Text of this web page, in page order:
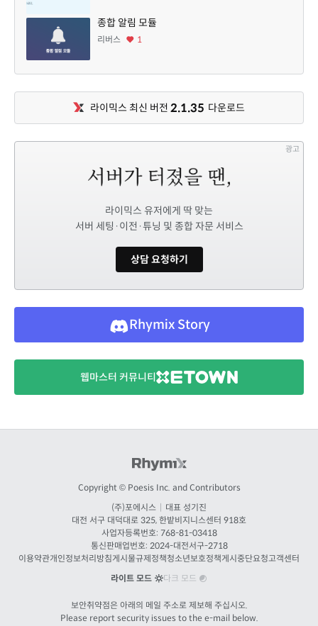
종합 알림 모듈
리버스 1
라이믹스 최신 버전 2.1.35 다운로드
광고
라이믹스 유저에게 딱 맞는
서버 세팅·이전·튜닝 및 종합 자문 서비스
상담 요청하기
Rhymix Story
웹마스터 커뮤니티
Copyright © Poesis Inc. and Contributors
(주)포에시스
대표 성기진
대전 서구 대덕대로 325, 한밭비지니스센터 918호
사업자등록번호: 768-81-03418
통신판매업번호: 2024-대전서구-2718
이용약관개인정보처리방침게시물규제정책청소년보호정책게시중단요청고객센터
라이트 모드
다크 모드
보안취약점은 아래의 메일 주소로 제보해 주십시오.
Please report security issues to the e-mail below.